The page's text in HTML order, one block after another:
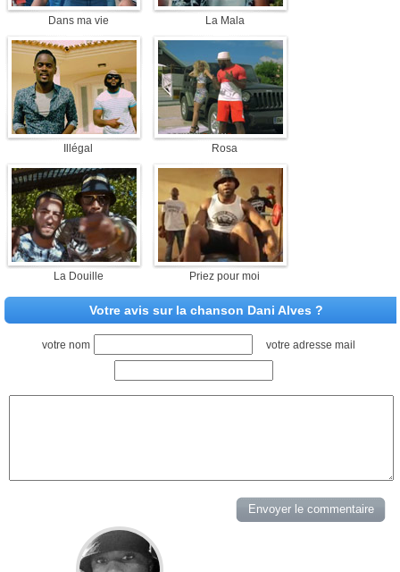
Dans ma vie La Mala
Illégal Rosa
La Douille Priez pour moi
Votre avis sur la chanson Dani Alves ?
votre nom votre adresse mail